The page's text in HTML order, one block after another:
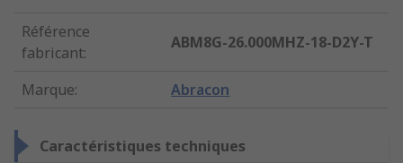
Référence
fabricant:
ABM8G-26.000MHZ-18-D2Y-T
Marque: Abracon
Caractéristiques techniques